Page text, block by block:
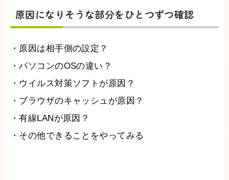
原因になりそうな部分をひとつずつ確認
・原因は相手側の設定？
・パソコンのOSの違い？
・ウイルス対策ソフトが原因？
・ブラウザのキャッシュが原因？
・有線LANが原因？
・その他できることをやってみる